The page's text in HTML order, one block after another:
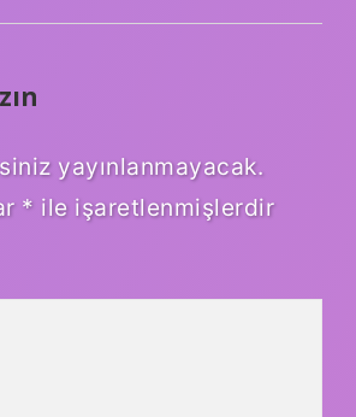
yayınlanmayacak.
* ile işaretlenmişlerdir